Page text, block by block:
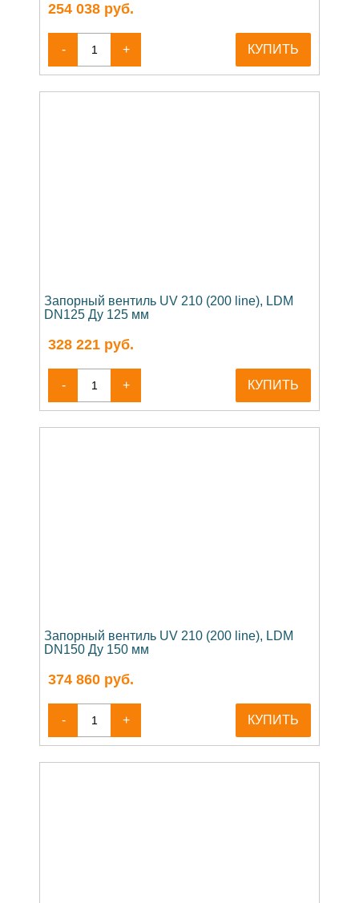
254 038 руб.
- + КУПИТЬ
Запорный вентиль UV 210 (200 line), LDM
DN125 Ду 125 мм
328 221 руб.
- + КУПИТЬ
Запорный вентиль UV 210 (200 line), LDM
DN150 Ду 150 мм
374 860 руб.
- + КУПИТЬ